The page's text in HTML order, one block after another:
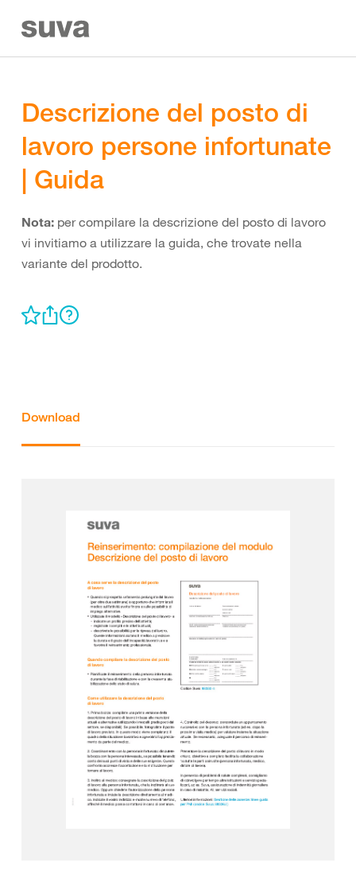
Descrizione del posto di
lavoro persone infortunate
| Guida
Nota: per compilare la descrizione del posto di lavoro
vi invitiamo a utilizzare la guida, che trovate nella
variante del prodotto.
Download